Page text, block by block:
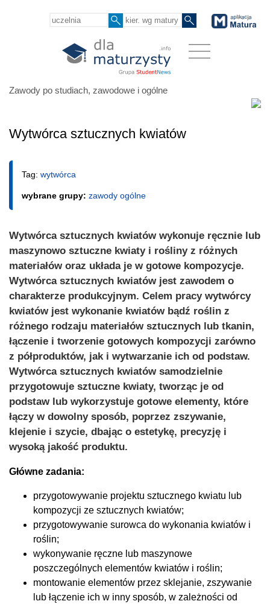
Zawody po studiach, zawodowe i ogólne
Wytwórca sztucznych kwiatów
Tag: wytwórca
wybrane grupy: zawody ogólne
Wytwórca sztucznych kwiatów wykonuje ręcznie lub
maszynowo sztuczne kwiaty i rośliny z różnych
materiałów oraz układa je w gotowe kompozycje.
Wytwórca sztucznych kwiatów jest zawodem o
charakterze produkcyjnym. Celem pracy wytwórcy
kwiatów jest wykonanie kwiatów bądź roślin z
różnego rodzaju materiałów sztucznych lub tkanin,
łączenie i tworzenie gotowych kompozycji zarówno
z półproduktów, jak i wytwarzanie ich od podstaw.
Wytwórca sztucznych kwiatów samodzielnie
przygotowuje sztuczne kwiaty, tworząc je od
podstaw lub wykorzystuje gotowe elementy, które
łączy w dowolny sposób, poprzez zszywanie,
klejenie i szycie, dbając o estetykę, precyzję i
wysoką jakość produktu.
Główne zadania:
przygotowywanie projektu sztucznego kwiatu lub
kompozycji ze sztucznych kwiatów;
przygotowywanie surowca do wykonania kwiatów i
roślin;
wykonywanie ręczne lub maszynowe
poszczególnych elementów kwiatów i roślin;
montowanie elementów przez sklejanie, zszywanie
lub łączenie ich w inny sposób, w zależności od